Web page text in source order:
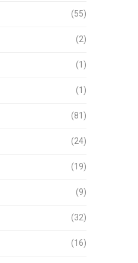
(55)
(2)
(1)
(1)
(81)
(24)
(19)
(9)
(32)
(16)